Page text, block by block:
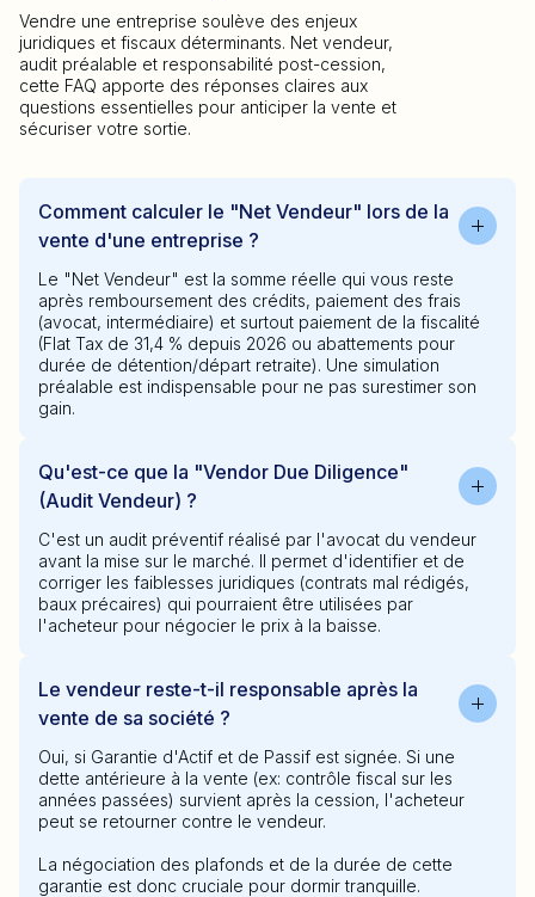
Vendre une entreprise soulève des enjeux
juridiques et fiscaux déterminants. Net vendeur,
audit préalable et responsabilité post-cession,
cette FAQ apporte des réponses claires aux
questions essentielles pour anticiper la vente et
sécuriser votre sortie.
Comment calculer le "Net Vendeur" lors de la
vente d'une entreprise ?
Le "Net Vendeur" est la somme réelle qui vous reste
après remboursement des crédits, paiement des frais
(avocat, intermédiaire) et surtout paiement de la fiscalité
(Flat Tax de 31,4 % depuis 2026 ou abattements pour
durée de détention/départ retraite). Une simulation
préalable est indispensable pour ne pas surestimer son
gain.
Qu'est-ce que la "Vendor Due Diligence"
(Audit Vendeur) ?
C'est un audit préventif réalisé par l'avocat du vendeur
avant la mise sur le marché. Il permet d'identifier et de
corriger les faiblesses juridiques (contrats mal rédigés,
baux précaires) qui pourraient être utilisées par
l'acheteur pour négocier le prix à la baisse.
Le vendeur reste-t-il responsable après la
vente de sa société ?
Oui, si Garantie d'Actif et de Passif est signée. Si une
dette antérieure à la vente (ex: contrôle fiscal sur les
années passées) survient après la cession, l'acheteur
peut se retourner contre le vendeur.
La négociation des plafonds et de la durée de cette
garantie est donc cruciale pour dormir tranquille.